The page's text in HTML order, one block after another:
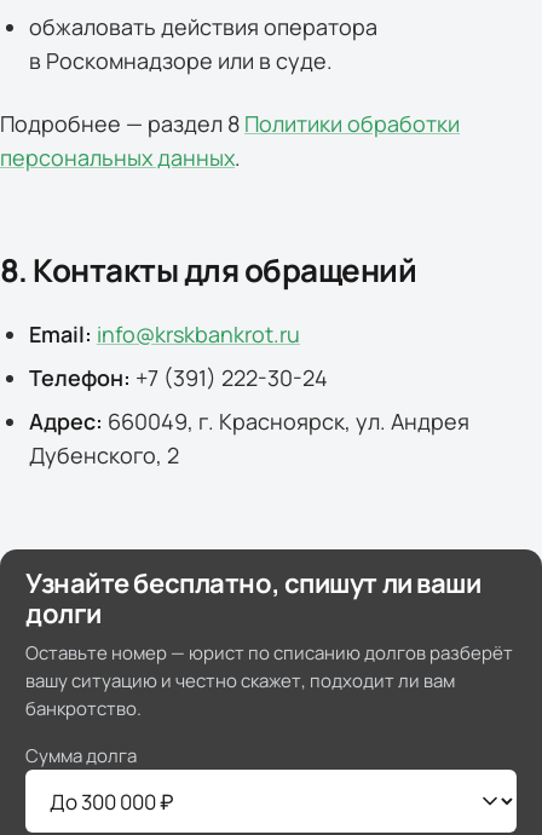
обжаловать действия оператора
в Роскомнадзоре или в суде.
Подробнее — раздел 8 Политики обработки
персональных данных.
8. Контакты для обращений
Email: info@krskbankrot.ru
Телефон: +7 (391) 222-30-24
Адрес: 660049, г. Красноярск, ул. Андрея
Дубенского, 2
Узнайте бесплатно, спишут ли ваши
долги
Оставьте номер — юрист по списанию долгов разберёт
вашу ситуацию и честно скажет, подходит ли вам
банкротство.
Сумма долга